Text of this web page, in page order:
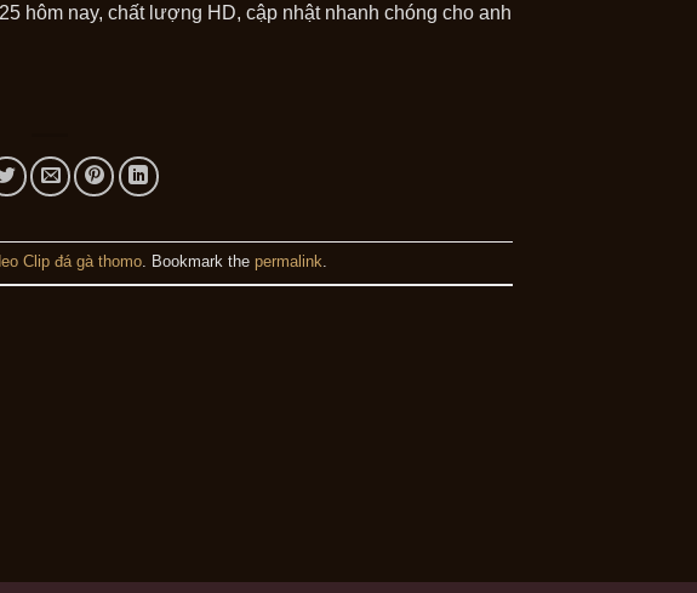
hôm nay, chất lượng HD, cập nhật nhanh chóng cho anh
Clip đá gà thomo. Bookmark the permalink.